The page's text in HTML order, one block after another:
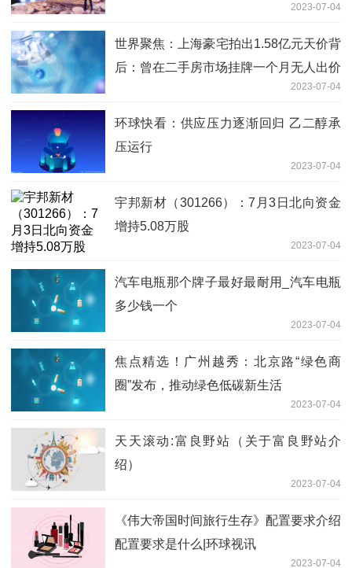
2023-07-04
世界聚焦：上海豪宅拍出1.58亿元天价背
后：曾在二手房市场挂牌一个月无人出价
2023-07-04
环球快看：供应压力逐渐回归 乙二醇承
压运行
2023-07-04
宇邦新材（301266）：7月3日北向资金
增持5.08万股
2023-07-04
汽车电瓶那个牌子最好最耐用_汽车电瓶
多少钱一个
2023-07-04
焦点精选！广州越秀：北京路“绿色商
圈”发布，推动绿色低碳新生活
2023-07-04
天天滚动:富良野站（关于富良野站介
绍）
2023-07-04
《伟大帝国时间旅行生存》配置要求介绍
配置要求是什么|环球视讯
2023-07-04